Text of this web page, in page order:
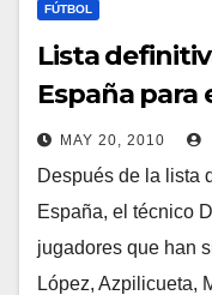
FÚTBOL
Lista
España para
MAY 20, 2010
Después de la lista
España, el técnico
jugadores que han
López, Azpilicueta,